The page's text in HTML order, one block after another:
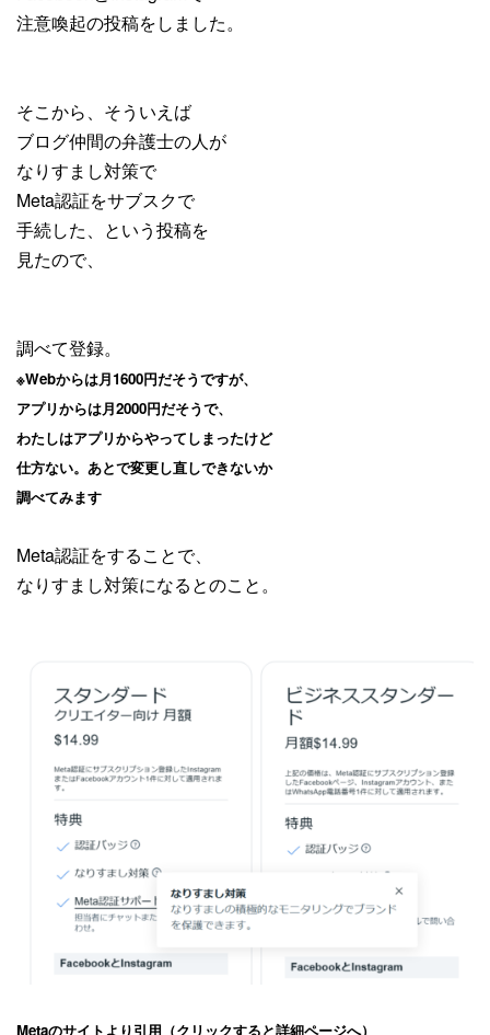
注意喚起の投稿をしました。
そこから、そういえば
ブログ仲間の弁護士の人が
なりすまし対策で
Meta認証をサブスクで
手続した、という投稿を
見たので、
調べて登録。
※Webからは月1600円だそうですが、
アプリからは月2000円だそうで、
わたしはアプリからやってしまったけど
仕方ない。あとで変更し直しできないか
調べてみます
Meta認証をすることで、
なりすまし対策になるとのこと。
Metaのサイトより引用（クリックすると詳細ページへ）